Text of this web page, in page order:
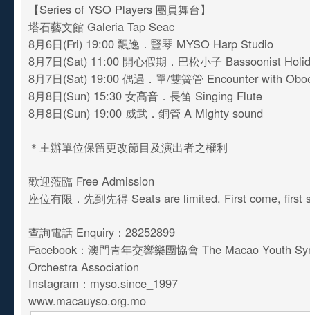
【Series of YSO Players 團員舞台】
塔石藝文館 Galeria Tap Seac
8月6日(Fri) 19:00 飄逸．豎琴 MYSO Harp Studio
8月7日(Sat) 11:00 開心假期．巴松小子 Bassoonist
8月7日(Sat) 19:00 偶遇．單/雙簧管 Encounter with
8月8日(Sun) 15:30 女高音．長笛 Singing Flute
8月8日(Sun) 19:00 威武．銅管 A Mighty sound
＊主辦單位保留更改節目及演出者之權利
歡迎蒞臨 Free Admission
座位有限．先到先得 Seats are limited. First come, first
查詢電話 Enquiry：28252899
Facebook：澳門青年交響樂團協會 The Macao Youth
Orchestra Association
Instagram：myso.since_1997
www.macauyso.org.mo